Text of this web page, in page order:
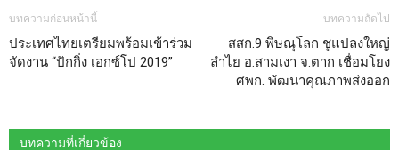
บทความก่อนหน้านี้
ประเทศไทยเตรียมพร้อมเข้าร่วม
จัดงาน “ปักกิ่ง เอกซ์โป 2019”
บทความถัดไป
สสก.9 พิษณุโลก ชูแปลงใหญ่
ลำไย อ.สามเงา จ.ตาก เชื่อมโยง
ศพก. พัฒนาคุณภาพส่งออก
บทความที่เกี่ยวข้อง